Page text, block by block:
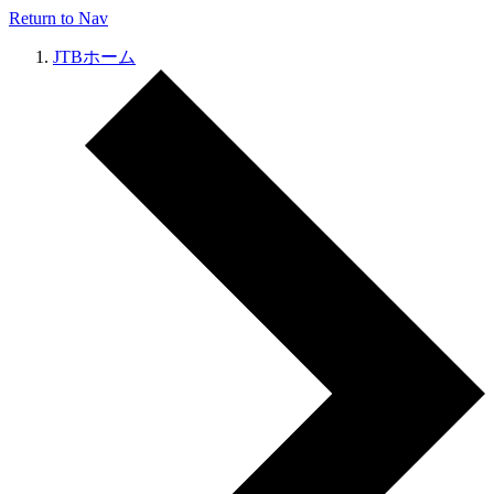
Return to Nav
JTBホーム